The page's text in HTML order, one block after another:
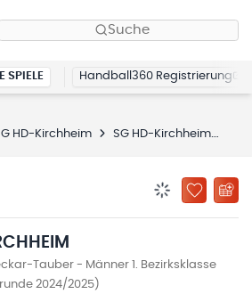
Suche
SPIELE Handball360 Registrierung
HD-Kirchheim SG HD-Kirchheim
ZU
Tauber - Männer 1. Bezirksklasse
2024/2025)